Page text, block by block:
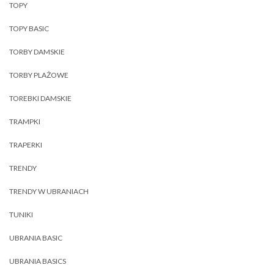
TOPY
TOPY BASIC
TORBY DAMSKIE
TORBY PLAŻOWE
TOREBKI DAMSKIE
TRAMPKI
TRAPERKI
TRENDY
TRENDY W UBRANIACH
TUNIKI
UBRANIA BASIC
UBRANIA BASICS